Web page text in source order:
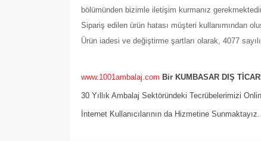
bölümünden bizimle iletişim kurmanız
Sipariş edilen ürün hatası müşteri kullanımından
Ürün iadesi ve değiştirme şartları olarak, 4077
www.1001ambalaj.com Bir KUMBASAR DIŞ
30 Yıllık Ambalaj Sektöründeki Tecrübelerimizi
İnternet Kullanıcılarının da Hizmetine Sunmaktayız.